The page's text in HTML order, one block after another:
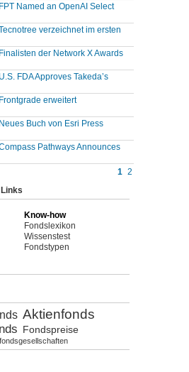
Named an OpenAI Select
verzeichnet im ersten
der Network X Awards
FDA Approves Takeda’s
erweitert
Buch von Esri Press
Pathways Announces
1 2
Know-how
Fondslexikon
Wissenstest
Fondstypen
Aktienfonds
Fondspreise